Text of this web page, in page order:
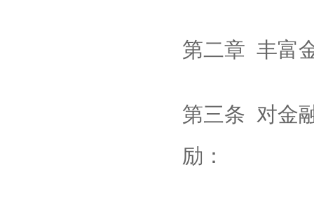
第二章 丰富
第三条 对金
励：